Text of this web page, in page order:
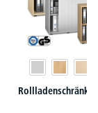
Rollladenschränke